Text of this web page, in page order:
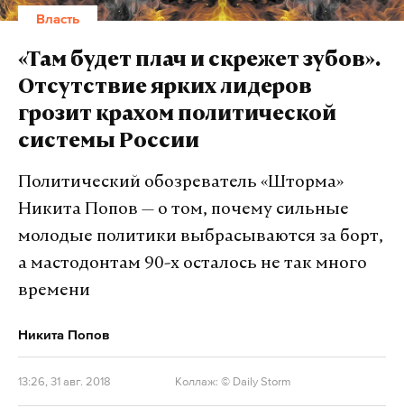
Власть
«Там будет плач и скрежет зубов».
Отсутствие ярких лидеров
грозит крахом политической
системы России
Политический обозреватель «Шторма»
Никита Попов — о том, почему сильные
молодые политики выбрасываются за борт,
а мастодонтам 90-х осталось не так много
времени
Никита Попов
13:26, 31 авг. 2018 Коллаж: © Daily Storm